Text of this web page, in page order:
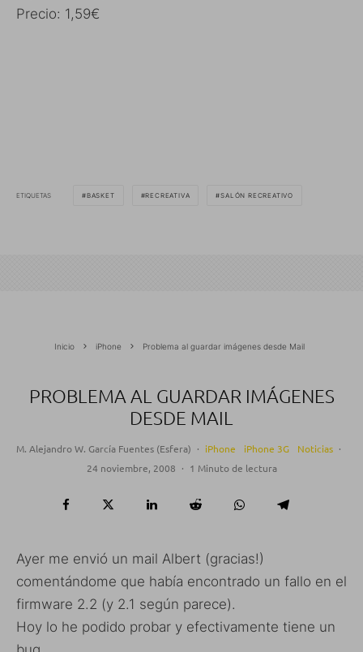
Precio: 1,59€
ETIQUETAS BASKET RECREATIVA SALÓN RECREATIVO
Inicio iPhone Problema al guardar imágenes desde Mail
PROBLEMA AL GUARDAR IMÁGENES
DESDE MAIL
M. Alejandro W. García Fuentes (Esfera) · iPhone iPhone 3G Noticias ·
24 noviembre, 2008 · 1 Minuto de lectura
Ayer me envió un mail Albert (gracias!)
comentándome que había encontrado un fallo en el
firmware 2.2 (y 2.1 según parece).
Hoy lo he podido probar y efectivamente tiene un